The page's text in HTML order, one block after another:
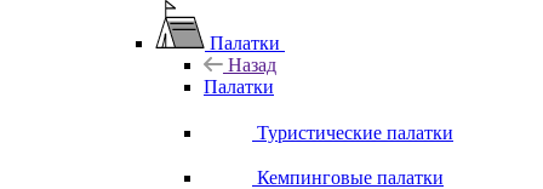
Палатки
Назад
Палатки
Туристические палатки
Кемпинговые палатки